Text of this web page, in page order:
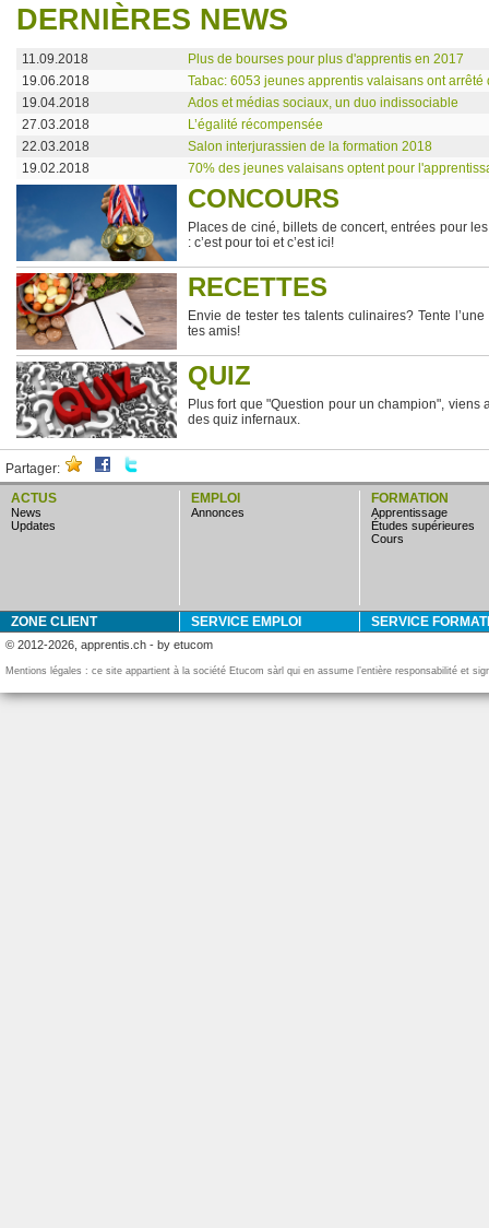
DERNIÈRES NEWS
11.09.2018
Plus de bourses pour plus d'apprentis en 2017
19.06.2018
Tabac: 6053 jeunes apprentis valaisans ont arrêté
19.04.2018
Ados et médias sociaux, un duo indissociable
27.03.2018
L’égalité récompensée
22.03.2018
Salon interjurassien de la formation 2018
19.02.2018
70% des jeunes valaisans optent pour
CONCOURS
Places de ciné, billets de concert, entrées pour
: c’est pour toi et c’est ici!
RECETTES
Envie de tester tes talents culinaires? Tente
tes amis!
QUIZ
Plus fort que "Question pour un champion",
des quiz infernaux.
Partager:
ACTUS
news
updates
EMPLOI
annonces
FORMATION
apprentissage
études supérieures
cours
ZONE CLIENT SERVICE EMPLOI SERVICE
© 2012-2026, apprentis.ch - by etucom
Mentions légales : ce site appartient à la société Etucom sàrl qui en assume l’entière responsabilité et